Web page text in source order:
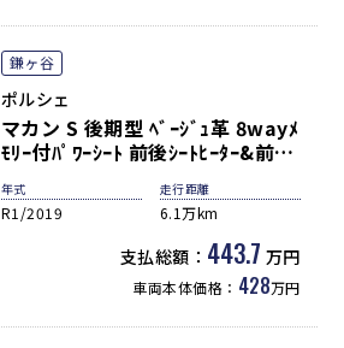
鎌ヶ谷
ポルシェ
マカン S 後期型 ﾍﾞｰｼﾞｭ革 8wayﾒ
ﾓﾘｰ付ﾊﾟﾜｰｼｰﾄ 前後ｼｰﾄﾋｰﾀｰ&前ﾍﾞ
ﾝﾁﾚｰｼｮﾝ PCMﾅﾋﾞ(10.9ｲﾝﾁ) ｻﾗｳﾝ
ﾄﾞﾋﾞｭｰｶﾒﾗ＆PAS ACC＆LCA＆
LKA LEDﾍｯﾄﾞﾗｲﾄ 電動Rｹﾞｰﾄ 純正
18ｲﾝﾁAW 禁煙
年式
R1/2019
走行距離
6.1万km
支払総額： 443.7 万円
車両本体価格： 428万円